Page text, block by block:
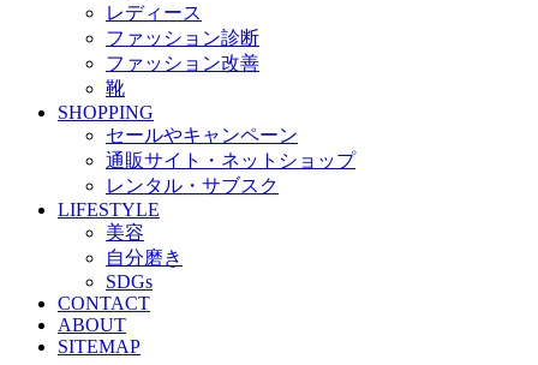
レディース
ファッション診断
ファッション改善
靴
SHOPPING
セールやキャンペーン
通販サイト・ネットショップ
レンタル・サブスク
LIFESTYLE
美容
自分磨き
SDGs
CONTACT
ABOUT
SITEMAP